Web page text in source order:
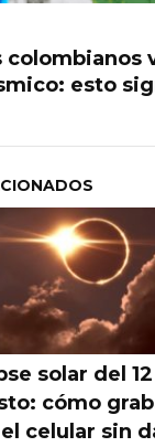
colombianos
esto
solar del
cómo
celular sin